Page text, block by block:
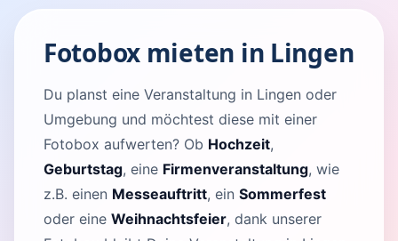
Fotobox mieten in Lingen
Du planst eine Veranstaltung in Lingen oder
Umgebung und möchtest diese mit einer
Fotobox aufwerten? Ob Hochzeit,
Geburtstag, eine Firmenveranstaltung, wie
z.B. einen Messeauftritt, ein Sommerfest
oder eine Weihnachtsfeier, dank unserer